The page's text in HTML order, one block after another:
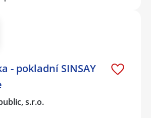
- pokladní SINSAY
s.r.o.